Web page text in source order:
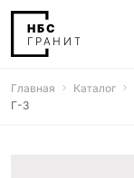
Главная Каталог
Г-3